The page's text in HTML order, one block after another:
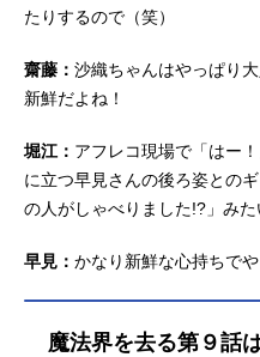
たりするので（笑）
齋藤： 沙織ちゃんはやっぱり
新鮮だよね！
堀江： アフレコ現場で「はー
に立つ早見さんの後ろ姿との
の人がしゃべりました!?」みた
早見： かなり新鮮な心持ちで
魔法界を去る第９話